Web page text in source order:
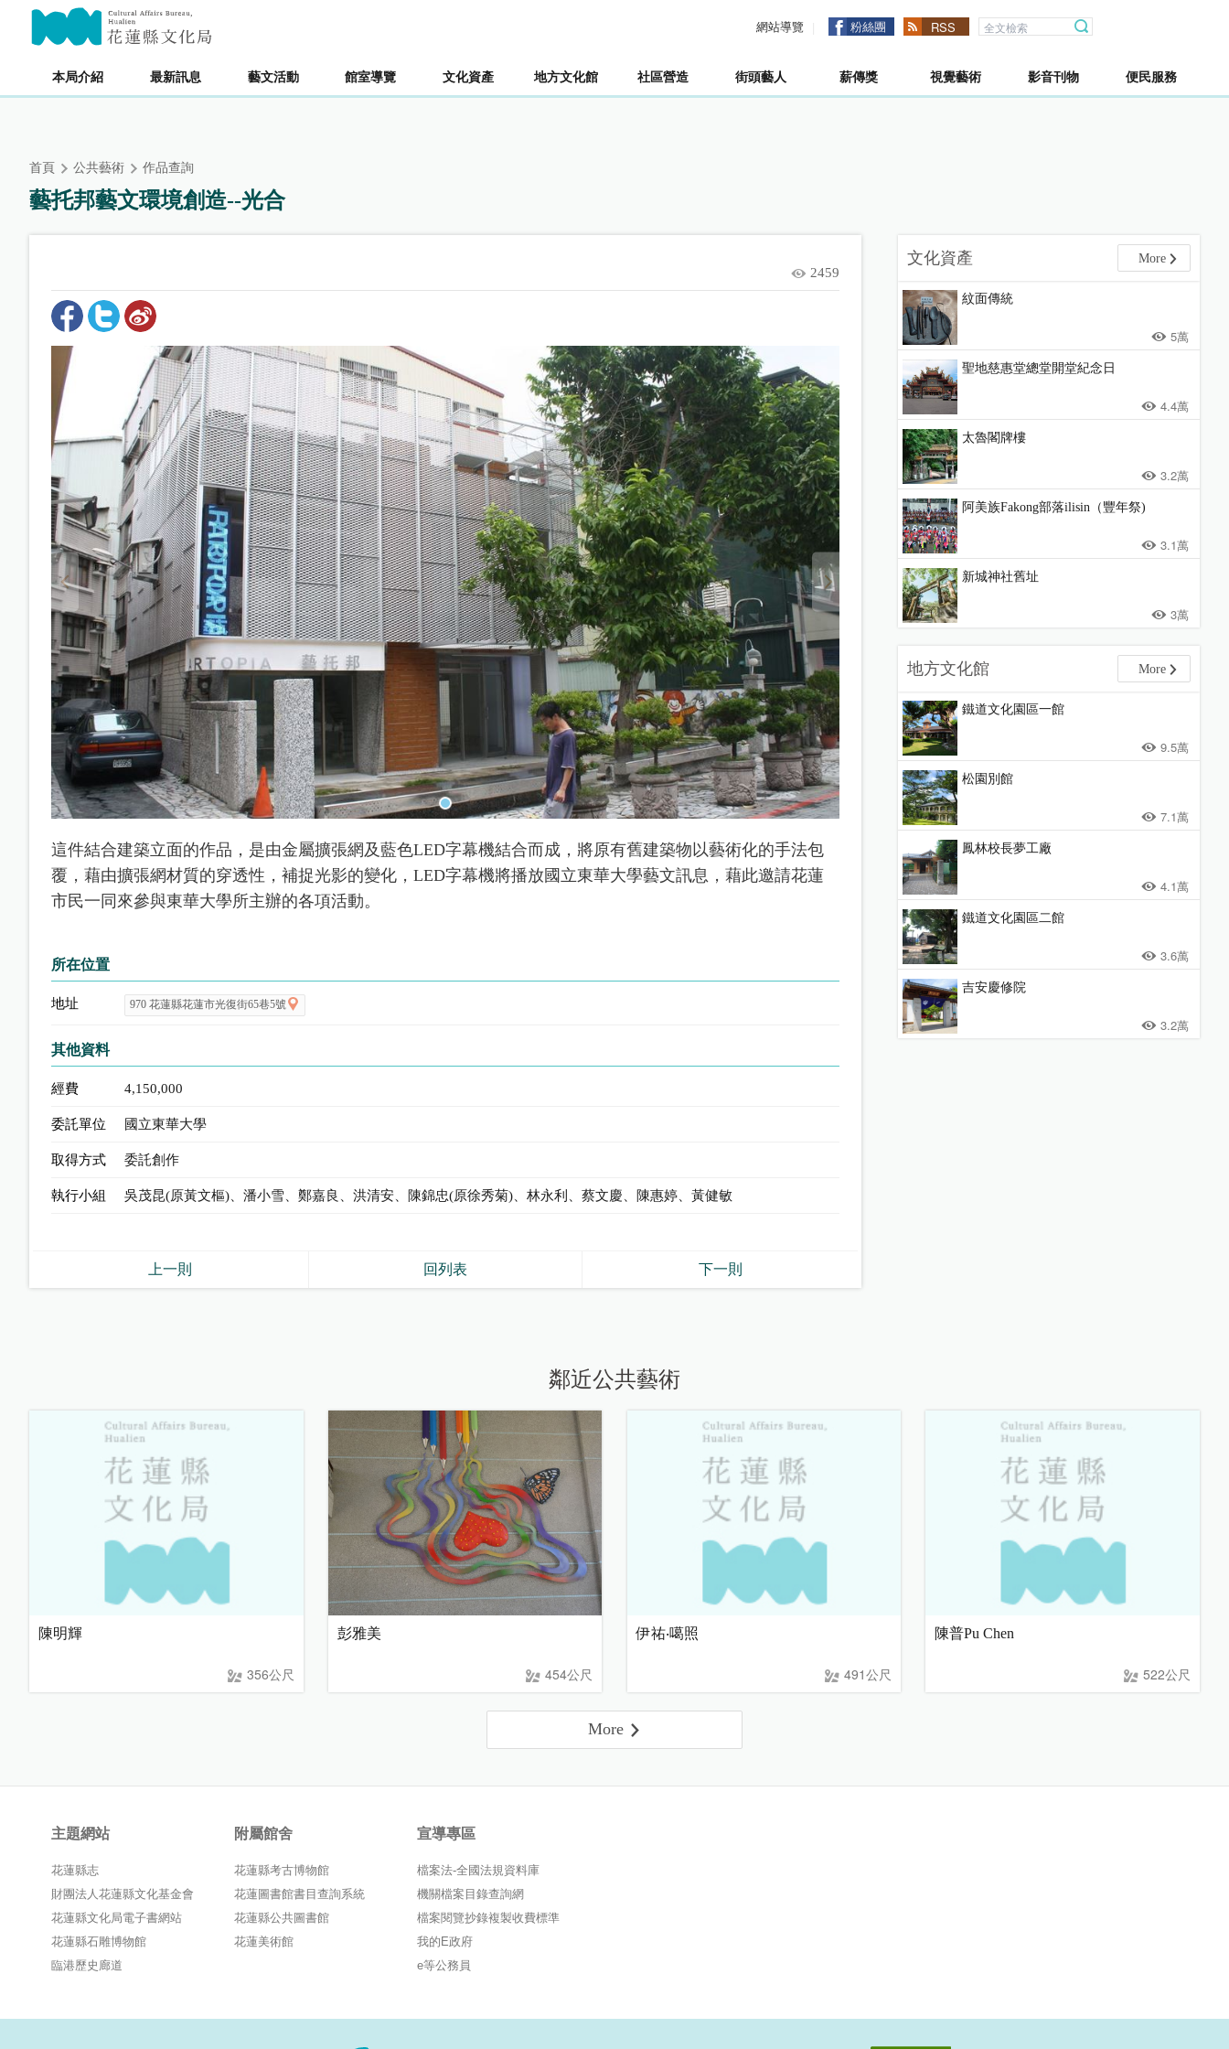
內
網站導覽 粉絲團 RSS
本局介紹 最新訊息 藝文活動 館室導覽 文化資產 地方文化館 社區營造 街頭藝人 薪傳獎 視覺藝術 影音刊物 便民服務
主要內容區塊
首頁 公共藝術 作品查詢
藝托邦藝文環境創造--光合
2459
這件結合建築立面的作品，是由金屬擴張網及藍色LED字幕機結合而成，將原有舊建築物以藝術化的手法包
覆，藉由擴張網材質的穿透性，補捉光影的變化，LED字幕機將播放國立東華大學藝文訊息，藉此邀請花蓮
市民一同來參與東華大學所主辦的各項活動。
所在位置
地址 970 花蓮縣花蓮市光復街65巷5號
其他資料
經費 4,150,000
委託單位 國立東華大學
取得方式 委託創作
執行小組 吳茂昆(原黃文樞)、潘小雪、鄭嘉良、洪清安、陳錦忠(原徐秀菊)、林永利、蔡文慶、陳惠婷、黃健敏
上一則 回列表 下一則
文化資產 More
紋面傳統
5萬
聖地慈惠堂總堂開堂紀念日
4.4萬
太魯閣牌樓
3.2萬
阿美族Fakong部落ilisin（豐年祭)
3.1萬
新城神社舊址
3萬
地方文化館 More
鐵道文化園區一館
9.5萬
松園別館
7.1萬
鳳林校長夢工廠
4.1萬
鐵道文化園區二館
3.6萬
吉安慶修院
3.2萬
鄰近公共藝術
陳明輝
356公尺
彭雅美
454公尺
伊祐‧噶照
491公尺
陳普Pu Chen
522公尺
More
主題網站
花蓮縣志
財團法人花蓮縣文化基金會
花蓮縣文化局電子書網站
花蓮縣石雕博物館
臨港歷史廊道
附屬館舍
花蓮縣考古博物館
花蓮圖書館書目查詢系統
花蓮縣公共圖書館
花蓮美術館
宣導專區
檔案法-全國法規資料庫
機關檔案目錄查詢網
檔案閱覽抄錄複製收費標準
我的E政府
e等公務員